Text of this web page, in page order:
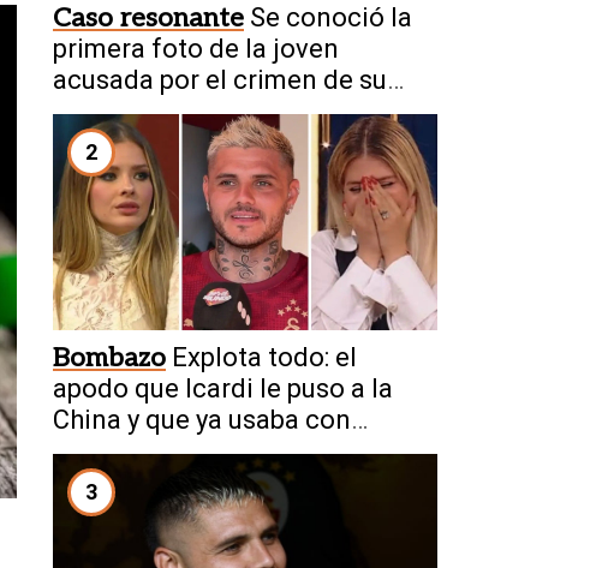
Caso resonante Se conoció la
primera foto de la joven
acusada por el crimen de su
novio en Chaco
2
Bombazo Explota todo: el
apodo que Icardi le puso a la
China y que ya usaba con
Wanda
3